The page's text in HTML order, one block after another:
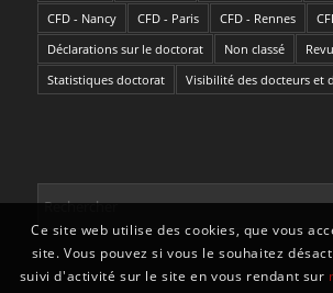
CFD - Nancy
CFD - Paris CFD - Rennes
Déclarations sur le doctorat
Non classé
Statistiques doctorat
Visibilité des docteurs et
Ce site web utilise des cookies, que vous
site. Vous pouvez si vous le souhaitez
suivi d'activité sur le site en vous rendant sur